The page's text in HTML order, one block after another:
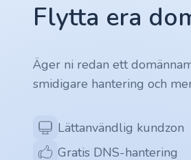
.ru
.gr
.network
Flytta era
Äger ni redan ett
smidigare hantering och
Lättanvändlig kundzon
Gratis DNS-hantering